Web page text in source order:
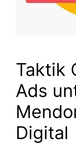
Taktik
Ads
Digital